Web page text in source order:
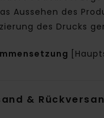
Aussehen des
des Drucks
&